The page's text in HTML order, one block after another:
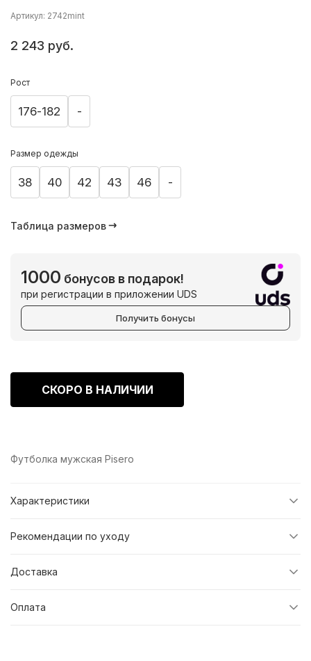
Артикул: 2742mint
2 243 руб.
Рост
176-182 -
Размер одежды
38 40 42 43 46 -
Таблица размеров
1000 бонусов в подарок!
при регистрации в приложении UDS
Получить бонусы
СКОРО В НАЛИЧИИ
Футболка мужская Pisero
Характеристики
Рекомендации по уходу
Доставка
Оплата